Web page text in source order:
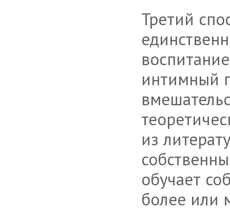
Третий
интимный
из
обучает
более или